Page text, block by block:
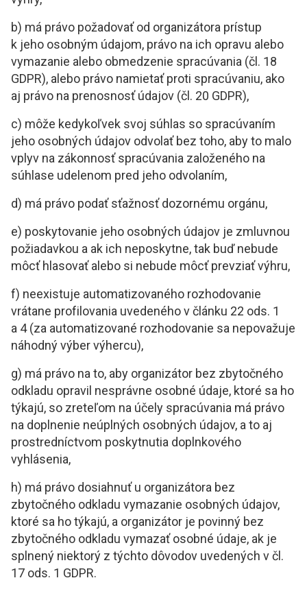
b) má právo požadovať od organizátora prístup
k jeho osobným údajom, právo na ich opravu alebo
vymazanie alebo obmedzenie spracúvania (čl. 18
GDPR), alebo právo namietať proti spracúvaniu, ako
aj právo na prenosnosť údajov (čl. 20 GDPR),
c) môže kedykoľvek svoj súhlas so spracúvaním
jeho osobných údajov odvolať bez toho, aby to malo
vplyv na zákonnosť spracúvania založeného na
súhlase udelenom pred jeho odvolaním,
d) má právo podať sťažnosť dozornému orgánu,
e) poskytovanie jeho osobných údajov je zmluvnou
požiadavkou a ak ich neposkytne, tak buď nebude
môcť hlasovať alebo si nebude môcť prevziať výhru,
f) neexistuje automatizovaného rozhodovanie
vrátane profilovania uvedeného v článku 22 ods. 1
a 4 (za automatizované rozhodovanie sa nepovažuje
náhodný výber výhercu),
g) má právo na to, aby organizátor bez zbytočného
odkladu opravil nesprávne osobné údaje, ktoré sa ho
týkajú, so zreteľom na účely spracúvania má právo
na doplnenie neúplných osobných údajov, a to aj
prostredníctvom poskytnutia doplnkového
vyhlásenia,
h) má právo dosiahnuť u organizátora bez
zbytočného odkladu vymazanie osobných údajov,
ktoré sa ho týkajú, a organizátor je povinný bez
zbytočného odkladu vymazať osobné údaje, ak je
splnený niektorý z týchto dôvodov uvedených v čl.
17 ods. 1 GDPR.